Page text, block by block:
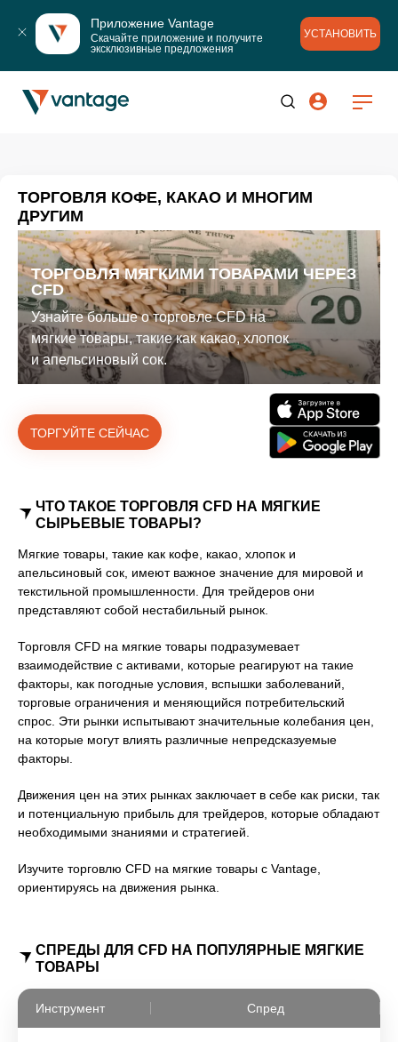
Приложение Vantage
Скачайте приложение и получите
эксклюзивные предложения
УСТАНОВИТЬ
ТОРГОВЛЯ КОФЕ, КАКАО И МНОГИМ
ДРУГИМ
ТОРГОВЛЯ МЯГКИМИ ТОВАРАМИ ЧЕРЕЗ
CFD
Узнайте больше о торговле CFD на
мягкие товары, такие как какао, хлопок
и апельсиновый сок.
ТОРГУЙТЕ СЕЙЧАС
ЧТО ТАКОЕ ТОРГОВЛЯ CFD НА МЯГКИЕ
СЫРЬЕВЫЕ ТОВАРЫ?
Мягкие товары, такие как кофе, какао, хлопок и
апельсиновый сок, имеют важное значение для мировой и
текстильной промышленности. Для трейдеров они
представляют собой нестабильный рынок.
Торговля CFD на мягкие товары подразумевает
взаимодействие с активами, которые реагируют на такие
факторы, как погодные условия, вспышки заболеваний,
торговые ограничения и меняющийся потребительский
спрос. Эти рынки испытывают значительные колебания цен,
на которые могут влиять различные непредсказуемые
факторы.
Движения цен на этих рынках заключает в себе как риски, так
и потенциальную прибыль для трейдеров, которые обладают
необходимыми знаниями и стратегией.
Изучите торговлю CFD на мягкие товары с Vantage,
ориентируясь на движения рынка.
СПРЕДЫ ДЛЯ CFD НА ПОПУЛЯРНЫЕ МЯГКИЕ
ТОВАРЫ
Инструмент Спред